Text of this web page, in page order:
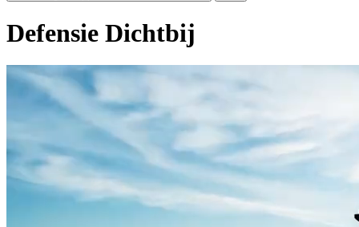
Defensie Dichtbij